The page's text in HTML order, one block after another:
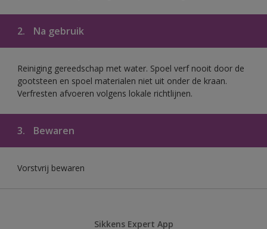
2. Na gebruik
Reiniging gereedschap met water. Spoel verf nooit door de
gootsteen en spoel materialen niet uit onder de kraan.
Verfresten afvoeren volgens lokale richtlijnen.
3. Bewaren
Vorstvrij bewaren
Sikkens Expert App